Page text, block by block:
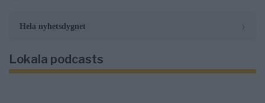
Hela nyhetsdygnet
Lokala podcasts